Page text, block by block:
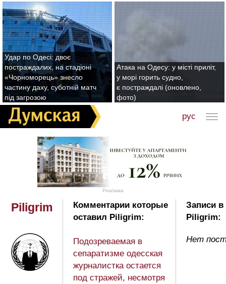
Удар по Одесі: двоє
постраждалих, на стадіоні
«Чорноморець» знесло
частину даху, суботній матч
під загрозою
Атака на Одесу: у місті приліт,
у морі горить судно,
є постраждалі (оновлено,
фото)
рус
Реклама
Piligrim
Комментарии которые
оставил Piligrim:
Подозреваемая в
сепаратизме одесская
журналистка остается
под стражей, несмотря
Записи в
Piligrim:
Нет